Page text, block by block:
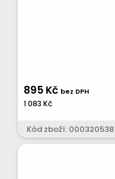
895 Kč bez DPH
1 083 Kč
Kód zboží: 000320538